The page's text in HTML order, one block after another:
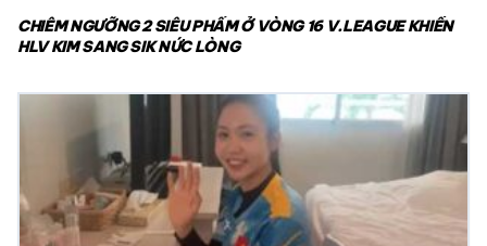
CHIÊM NGƯỠNG 2 SIÊU PHẨM Ở VÒNG 16 V.LEAGUE KHIẾN
HLV KIM SANG SIK NỨC LÒNG